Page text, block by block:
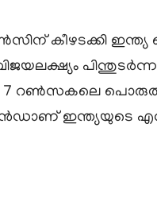
കീഴടക്കി ഇന്ത്യ
7 റണ്‍സകലെ
ഇന്ത്യയുടെ